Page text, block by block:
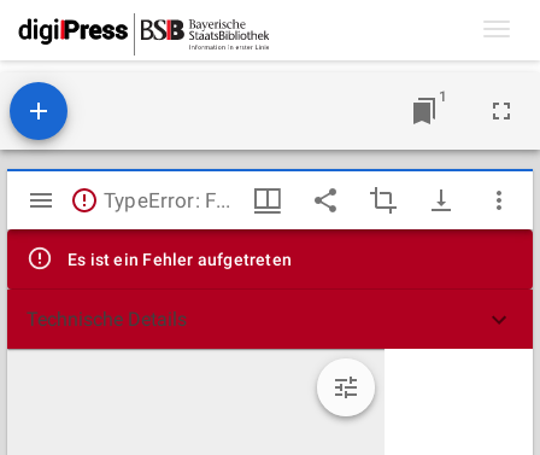
1
Mirador
Viewer
TypeError: Failed to fetch
Es ist ein Fehler aufgetreten
Technische Details